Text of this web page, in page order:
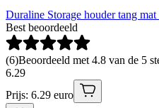
Duraline Storage houder tang
Best beoordeeld
(6)Beoordeeld met 4.8 van de 5
6.29
Prijs: 6.29 euro